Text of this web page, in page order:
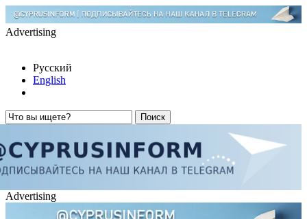
Advertising
Русский
English
Advertising